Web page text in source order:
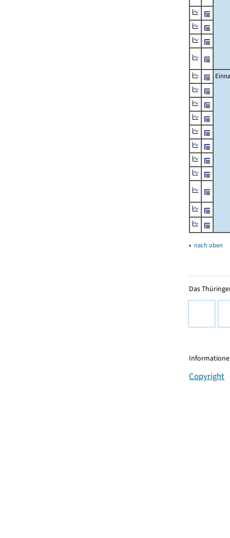
▴ nach oben
Das
Copyright